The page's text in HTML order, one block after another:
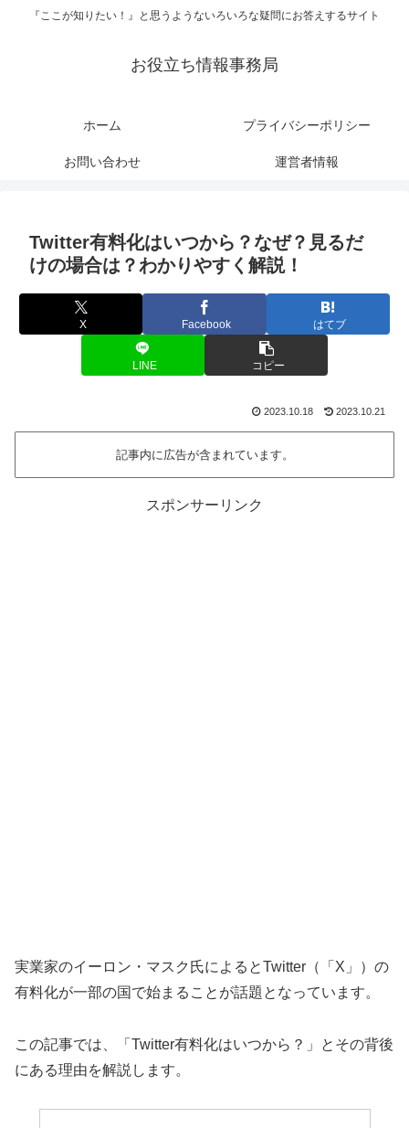
『ここが知りたい！』と思うようないろいろな疑問にお答えするサイト
お役立ち情報事務局
ホーム プライバシーポリシー
お問い合わせ 運営者情報
Twitter有料化はいつから？なぜ？見るだ
けの場合は？わかりやすく解説！
X Facebook はてブ
LINE コピー
2023.10.18 2023.10.21
記事内に広告が含まれています。
スポンサーリンク
実業家のイーロン・マスク氏によるとTwitter（「X」）の
有料化が一部の国で始まることが話題となっています。
この記事では、「Twitter有料化はいつから？」とその背後
にある理由を解説します。